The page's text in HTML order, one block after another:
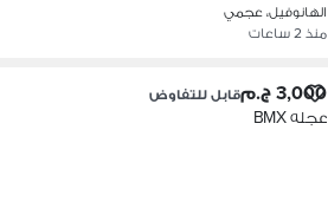
الهانوفيل، عجمي
منذ 2 ساعات
3,000 ج.م قابل للتفاوض
عجله BMX